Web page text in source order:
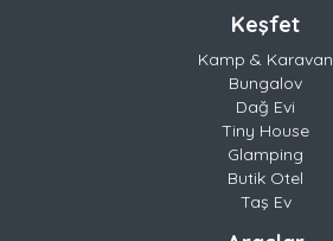
Keşfet
Kamp & Karavan
Bungalov
Dağ Evi
Tiny House
Glamping
Butik Otel
Taş Ev